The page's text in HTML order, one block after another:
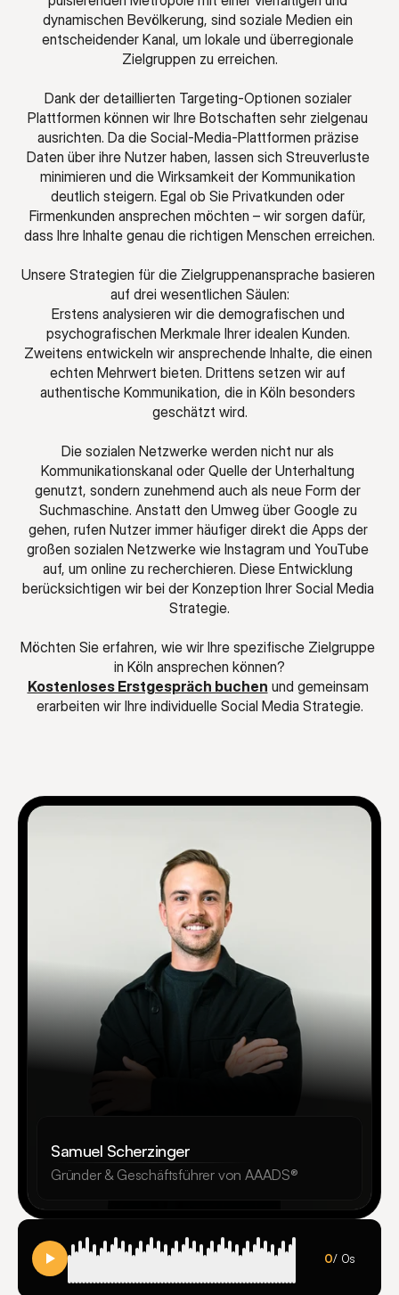
dynamischen Bevölkerung, sind soziale Medien ein
entscheidender Kanal, um lokale und überregionale
Zielgruppen zu erreichen.
Dank der detaillierten Targeting-Optionen sozialer
Plattformen können wir Ihre Botschaften sehr zielgenau
ausrichten. Da die Social-Media-Plattformen präzise
Daten über ihre Nutzer haben, lassen sich Streuverluste
minimieren und die Wirksamkeit der Kommunikation
deutlich steigern. Egal ob Sie Privatkunden oder
Firmenkunden ansprechen möchten – wir sorgen dafür,
dass Ihre Inhalte genau die richtigen Menschen erreichen.
Unsere Strategien für die Zielgruppenansprache basieren
auf drei wesentlichen Säulen:
Erstens analysieren wir die demografischen und
psychografischen Merkmale Ihrer idealen Kunden.
Zweitens entwickeln wir ansprechende Inhalte, die einen
echten Mehrwert bieten. Drittens setzen wir auf
authentische Kommunikation, die in Köln besonders
geschätzt wird.
Die sozialen Netzwerke werden nicht nur als
Kommunikationskanal oder Quelle der Unterhaltung
genutzt, sondern zunehmend auch als neue Form der
Suchmaschine. Anstatt den Umweg über Google zu
gehen, rufen Nutzer immer häufiger direkt die Apps der
großen sozialen Netzwerke wie Instagram und YouTube
auf, um online zu recherchieren. Diese Entwicklung
berücksichtigen wir bei der Konzeption Ihrer Social Media
Strategie.
Möchten Sie erfahren, wie wir Ihre spezifische Zielgruppe
in Köln ansprechen können?
Kostenloses Erstgespräch buchen und gemeinsam
erarbeiten wir Ihre individuelle Social Media Strategie.
Samuel Scherzinger
Gründer & Geschäftsführer von AAADS®
0/ 0s